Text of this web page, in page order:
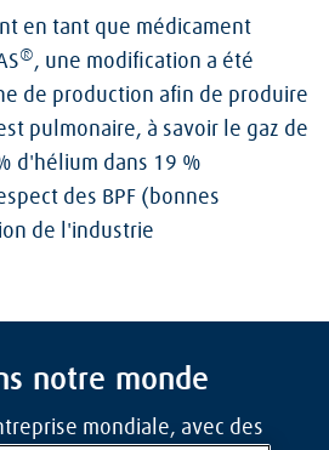
en tant que médicament
®, une modification a été
de production afin de produire
pulmonaire, à savoir le gaz de
d'hélium dans 19 %
des BPF (bonnes
de l'industrie
notre monde
mondiale, avec des